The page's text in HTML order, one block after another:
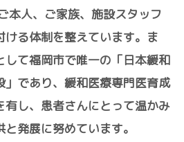
本人、ご家族、施設スタッフ
ける体制を整えています。ま
して福岡市で唯一の「日本緩和
」であり、緩和医療専門医育成
有し、患者さんにとって温かみ
発展に努めています。